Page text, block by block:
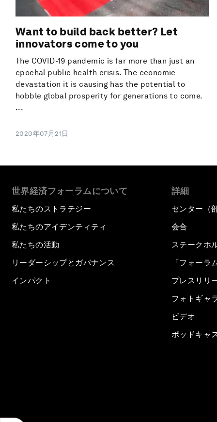
Want to build back better? Let
innovators come to you
The COVID-19 pandemic is far more than just an
epochal public health crisis. The economic
devastation it is causing has the potential to
hobble global prosperity for generations to come.
...
2020年07月21日
世界経済フォーラムについて
私たちのストラテジー
私たちのアイデンティティ
私たちの活動
リーダーシップとガバナンス
インパクト
詳細
センター（
会合
ステークホ
「フォーラ
プレスリリ
フォトギャ
ビデオ
ポッドキャ